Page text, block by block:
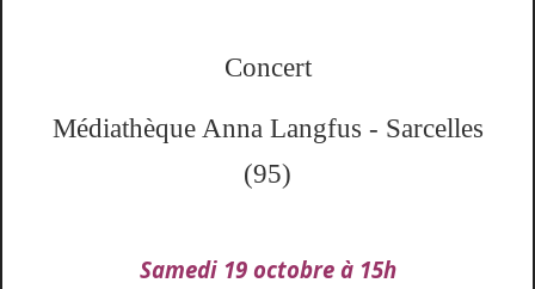
Concert
Médiathèque Anna Langfus - Sarcelles
(95)
Samedi 19 octobre à 15h